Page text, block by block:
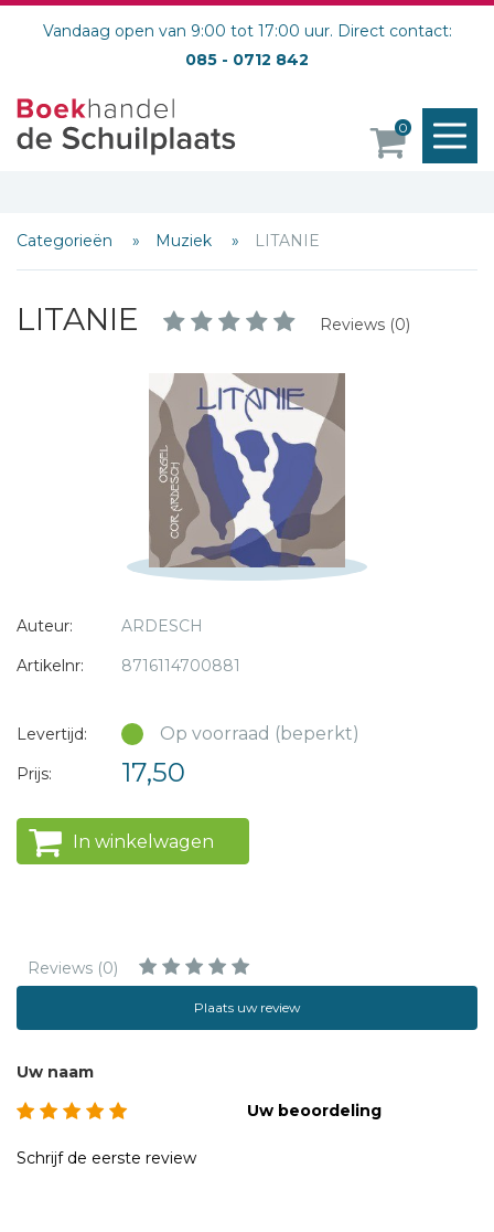
Vandaag open van 9:00 tot 17:00 uur. Direct contact:
085 - 0712 842
0
Categorieën Muziek LITANIE
LITANIE Reviews (0)
Auteur:
ARDESCH
Artikelnr:
8716114700881
Levertijd: Op voorraad (beperkt)
Prijs: 17,50
In winkelwagen
Reviews (0)
Plaats uw review
Schrijf hieronder je review!
E-mail *
Bericht *
Uw naam
Uw beoordeling
Schrijf de eerste review